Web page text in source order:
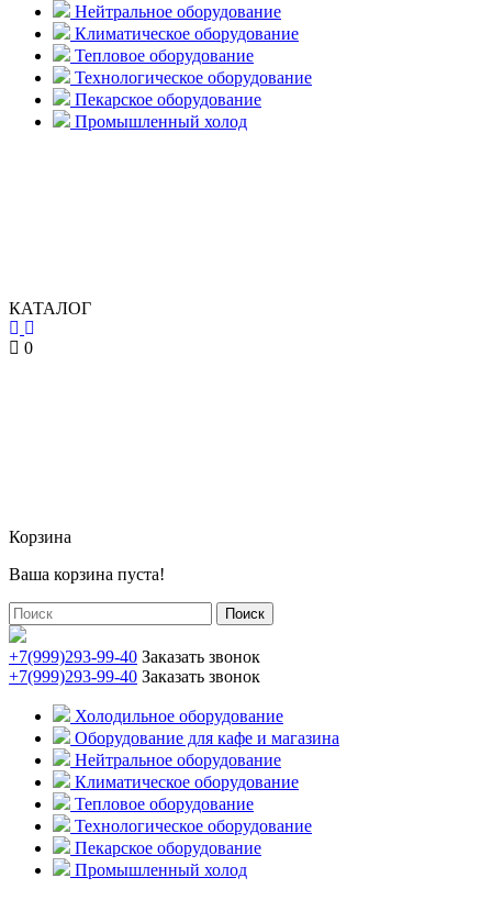
Нейтральное оборудование
Климатическое оборудование
Тепловое оборудование
Технологическое оборудование
Пекарское оборудование
Промышленный холод
КАТАЛОГ
0
Корзина
Ваша корзина пуста!
Поиск
+7(999)293-99-40 Заказать звонок
+7(999)293-99-40 Заказать звонок
Холодильное оборудование
Оборудование для кафе и магазина
Нейтральное оборудование
Климатическое оборудование
Тепловое оборудование
Технологическое оборудование
Пекарское оборудование
Промышленный холод